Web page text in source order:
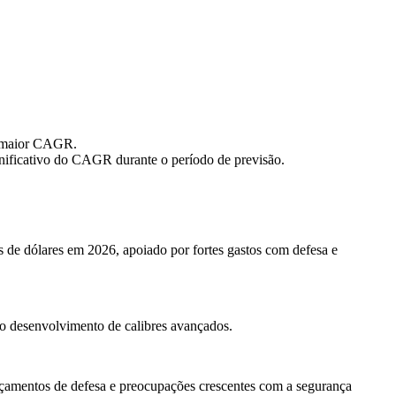
CAGR.
do CAGR durante o período de previsão.
dólares em 2026, apoiado por fortes gastos com defesa e
desenvolvimento de calibres avançados.
de defesa e preocupações crescentes com a segurança